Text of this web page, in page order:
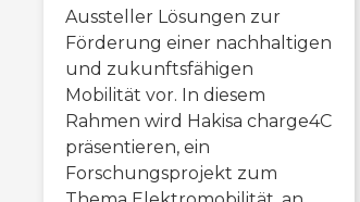
Aussteller Lösungen zur
Förderung einer nachhaltigen
und zukunftsfähigen
Mobilität vor. In diesem
Rahmen wird Hakisa charge4C
präsentieren, ein
Forschungsprojekt zum